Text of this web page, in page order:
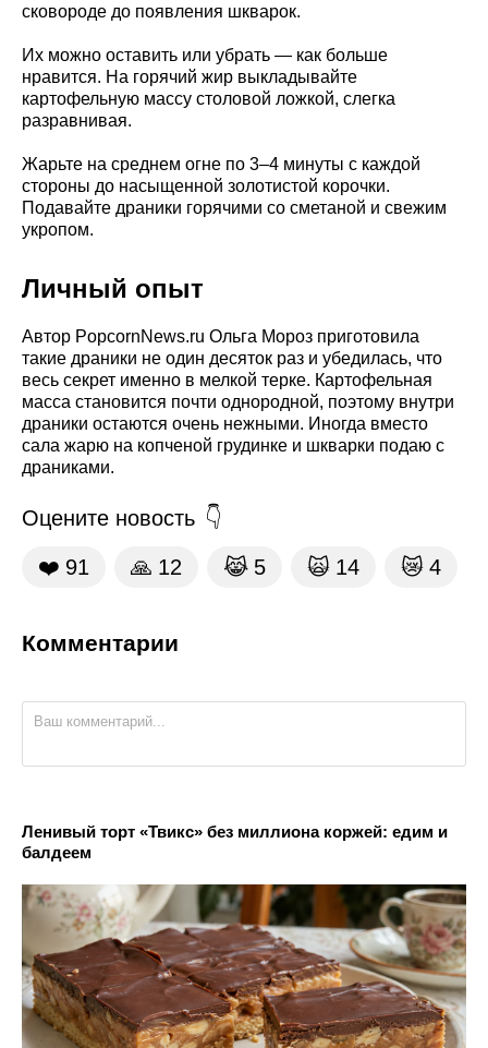
сковороде до появления шкварок.
Их можно оставить или убрать — как больше
нравится. На горячий жир выкладывайте
картофельную массу столовой ложкой, слегка
разравнивая.
Жарьте на среднем огне по 3–4 минуты с каждой
стороны до насыщенной золотистой корочки.
Подавайте драники горячими со сметаной и свежим
укропом.
Личный опыт
Автор PopcornNews.ru Ольга Мороз приготовила
такие драники не один десяток раз и убедилась, что
весь секрет именно в мелкой терке. Картофельная
масса становится почти однородной, поэтому внутри
драники остаются очень нежными. Иногда вместо
сала жарю на копченой грудинке и шкварки подаю с
драниками.
Оцените новость
❤️ 91 🙏 12 😹 5 🙀 14 😿 4
Комментарии
Ленивый торт «Твикс» без миллиона коржей: едим и
балдеем